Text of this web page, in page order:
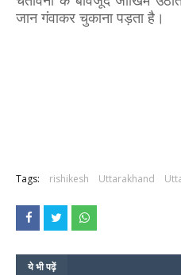
जान गंवाकर चुकाना पड़ता है।
Tags: rishikesh Uttarakhand
ये भी पढ़ें